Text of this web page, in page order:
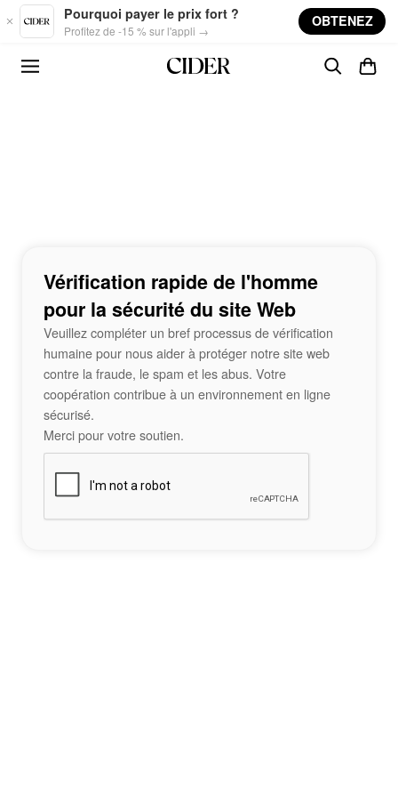
Skip to main content
Pourquoi payer le prix fort ?
Profitez de -15 % sur l'appli →
OBTENEZ
Vérification rapide de l'homme
pour la sécurité du site Web
Veuillez compléter un bref processus de vérification
humaine pour nous aider à protéger notre site web
contre la fraude, le spam et les abus. Votre
coopération contribue à un environnement en ligne
sécurisé.
Merci pour votre soutien.